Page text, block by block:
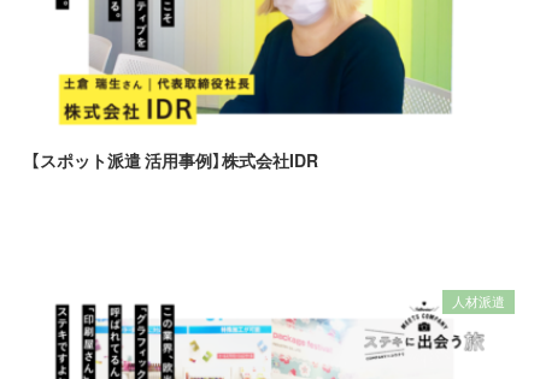
【スポット派遣 活用事例】株式会社IDR
人材派遣